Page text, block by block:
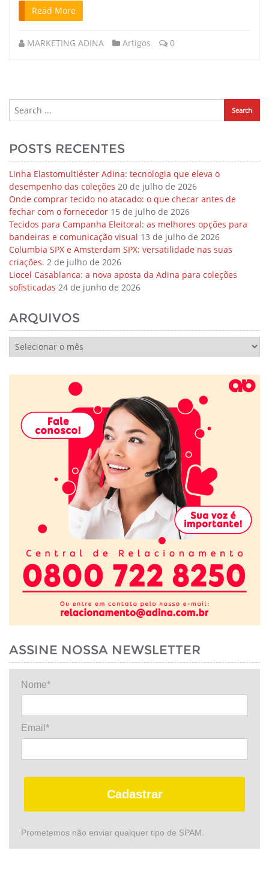
Read More
MARKETING ADINA Artigos 0
POSTS RECENTES
Linha Elastomultiéster Adina: tecnologia que eleva o
desempenho das coleções 20 de julho de 2026
Onde comprar tecido no atacado: o que checar antes de
fechar com o fornecedor 15 de julho de 2026
Tecidos para Campanha Eleitoral: as melhores opções para
bandeiras e comunicação visual 13 de julho de 2026
Columbia SPX e Amsterdam SPX: versatilidade nas suas
criações. 2 de julho de 2026
Liocel Casablanca: a nova aposta da Adina para coleções
sofisticadas 24 de junho de 2026
ARQUIVOS
Arquivos
ASSINE NOSSA NEWSLETTER
Nome*
Email*
Cadastrar
Prometemos não enviar qualquer tipo de SPAM.